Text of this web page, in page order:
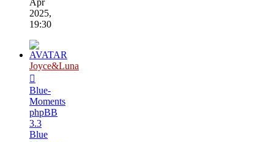
Apr
2025,
19:30
Joyce&Luna
Blue-
Moments
phpBB
3.3
Blue